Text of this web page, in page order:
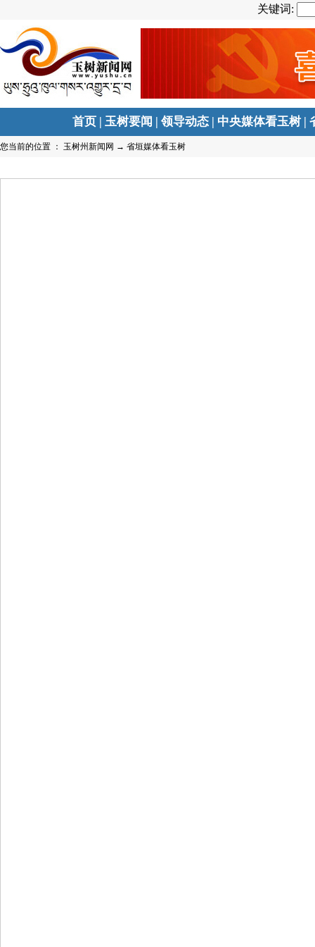
关键词:
首页 |玉树要闻 |领导动态 | 中央媒体看玉树 |
您当前的位置 ： 玉树州新闻网 → 省垣媒体看玉树